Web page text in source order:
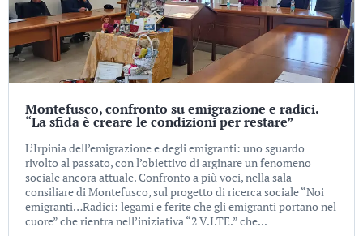
Montefusco, confronto su emigrazione e radici.
“La sfida è creare le condizioni per restare”
L’Irpinia dell’emigrazione e degli emigranti: uno sguardo
rivolto al passato, con l’obiettivo di arginare un fenomeno
sociale ancora attuale. Confronto a più voci, nella sala
consiliare di Montefusco, sul progetto di ricerca sociale “Noi
emigranti…Radici: legami e ferite che gli emigranti portano nel
cuore” che rientra nell’iniziativa “2 V.I.TE.” che...